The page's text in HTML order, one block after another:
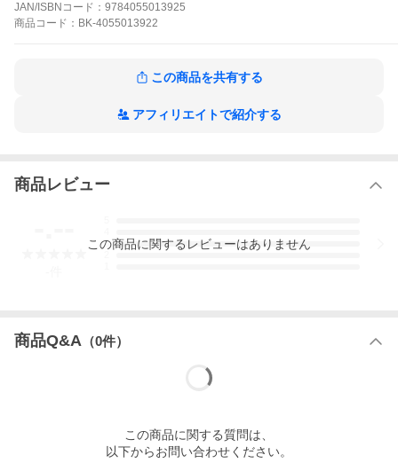
JAN/ISBNコード： 9784055013925
商品 コード： BK-4055013922
この商品を共有する
アフィリエイトで紹介する
商品レビュー
3
この商品に関するレビューはありません
商品Q&A （0件）
この商品に関する質問は、
以下からお問い合わせください。